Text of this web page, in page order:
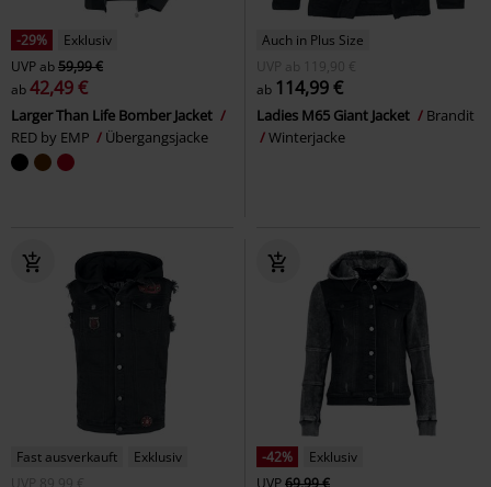
-29%
Exklusiv
UVPab59,99 €
ab42,49 €
Larger Than Life Bomber Jacket
RED by EMP
Übergangsjacke
Auch in Plus Size
UVP
ab
119,90 €
ab 114,99 €
Ladies M65 Giant Jacket
Brandit
Winterjacke
Fast ausverkauft
Exklusiv
UVP
89,99 €
-42%
Exklusiv
UVP69,99 €